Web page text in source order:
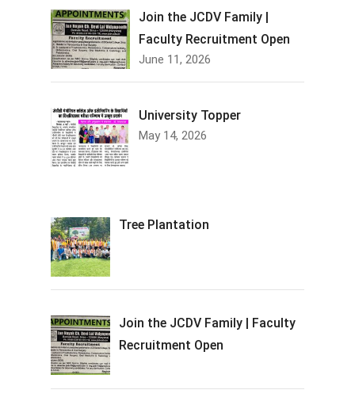
Join the JCDV Family |
Faculty Recruitment Open
June 11, 2026
University Topper
May 14, 2026
Tree Plantation
Join the JCDV Family | Faculty
Recruitment Open